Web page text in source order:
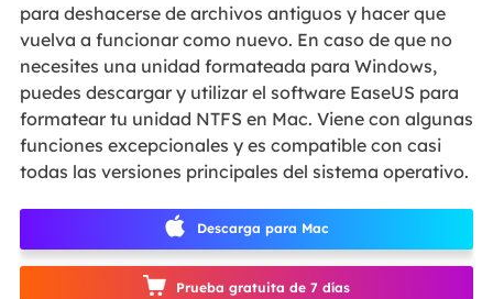
para deshacerse de archivos antiguos y hacer que
vuelva a funcionar como nuevo. En caso de que no
necesites una unidad formateada para Windows,
puedes descargar y utilizar el software EaseUS para
formatear tu unidad NTFS en Mac. Viene con algunas
funciones excepcionales y es compatible con casi
todas las versiones principales del sistema operativo.
Descarga para Mac
Prueba gratuita de 7 días